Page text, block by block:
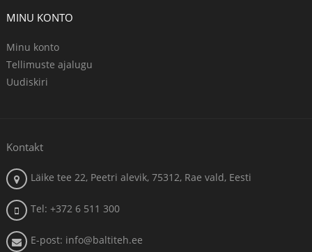
MINU KONTO
Minu konto
Tellimuste ajalugu
Uudiskiri
Kontakt
Läike tee 22, Peetri alevik, 75312, Rae vald, Eesti
Tel: +372 6 511 300
E-post: info@baltiteh.ee